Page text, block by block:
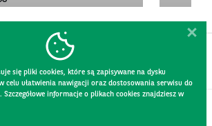
się pliki cookies, które są zapisywane na dysku
celu ułatwienia nawigacji oraz dostosowania serwisu do
informacje o plikach cookies znajdziesz w